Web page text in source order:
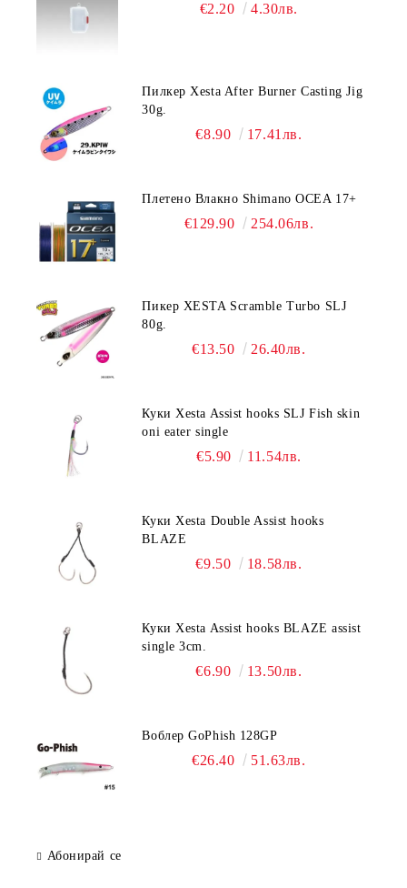
€2.20 4.30лв.
Пилкер Xesta After Burner Casting Jig
30g.
€8.90 17.41лв.
Плетено Влакно Shimano OCEA 17+
€129.90 254.06лв.
Пикер XESTA Scramble Turbo SLJ
80g.
€13.50 26.40лв.
Куки Xesta Assist hooks SLJ Fish skin
oni eater single
€5.90 11.54лв.
Куки Xesta Double Assist hooks
BLAZE
€9.50 18.58лв.
Куки Xesta Assist hooks BLAZE assist
single 3cm.
€6.90 13.50лв.
Воблер GoPhish 128GP
€26.40 51.63лв.
Абонирай се